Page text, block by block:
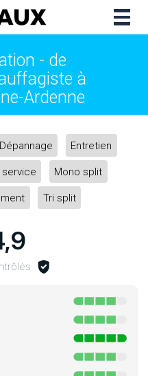
- de
à
Ardenne
Dépannage Entretien
service Mono split
Tri split